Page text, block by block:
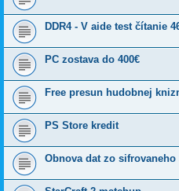
DDR4 - V aide test čítanie
PC zostava do 400€
Free presun hudobnej
PS Store kredit
Obnova dat zo sifrovaneho